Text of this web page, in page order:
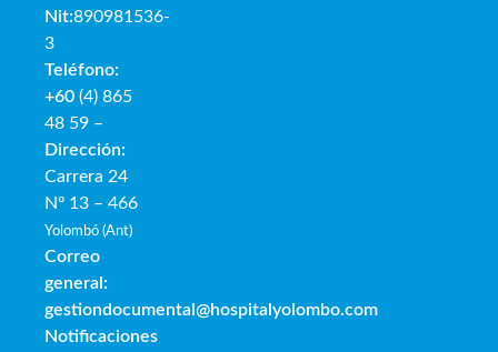
Nit:890981536-
3
Teléfono:
+60 (4) 865
48 59 –
Dirección:
Carrera 24
Nº 13 – 466
Yolombó (Ant)
Correo
general:
gestiondocumental@hospitalyolombo.com
Notificaciones